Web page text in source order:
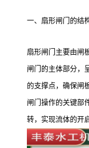
一、扇形闸门的结
扇形闸门主要由闸
闸门的主体部分，
的支撑点，确保闸
闸门操作的关键部
转，实现流体的开